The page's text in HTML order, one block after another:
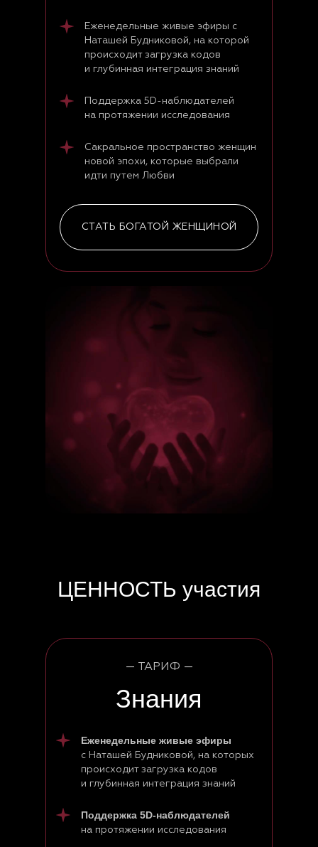
Еженедельные живые эфиры с
Наташей Будниковой, на которой
происходит загрузка кодов
и глубинная интеграция знаний
Поддержка 5D-наблюдателей
на протяжении исследования
Сакральное пространство женщин
новой эпохи, которые выбрали
идти путем Любви
СТАТЬ БОГАТОЙ ЖЕНЩИНОЙ
ЦЕННОСТЬ участия
— ТАРИФ —
Знания
Еженедельные живые эфиры
с Наташей Будниковой, на которых
происходит загрузка кодов
и глубинная интеграция знаний
Поддержка 5D-наблюдателей
на протяжении исследования